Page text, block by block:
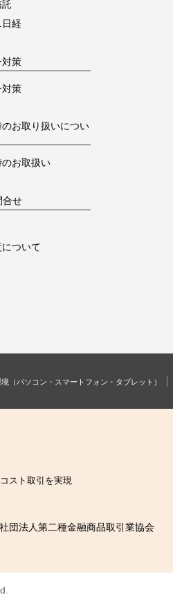
経
対策
対策
お取り扱いについ
お取扱い
合せ
ついて
（パソコン・スマートフォン・タブレット）
スト取引を実現
団法人第二種金融商品取引業協会